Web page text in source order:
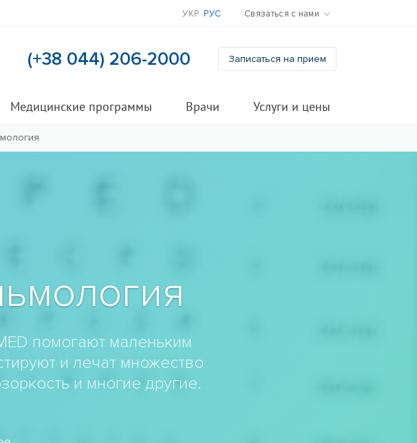
УКР РУС Связаться с нами
(+38 044) 206-2000 Записаться на прием
Медицинские программы Врачи Услуги и цены
помогают маленьким
и лечат множество
и многие другие.